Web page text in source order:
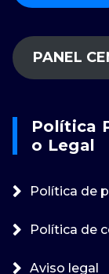
PANEL
Política
O Legal
Política de
Política de
Aviso legal